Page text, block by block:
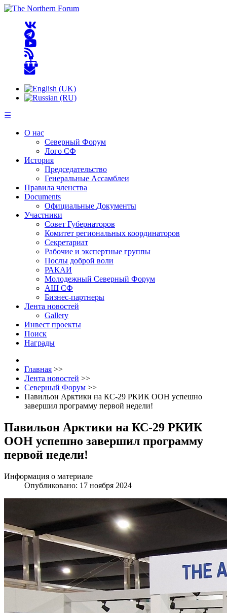
☰
О нас
Северный Форум
Лого СФ
История
Председательство
Генеральные Ассамблеи
Правила членства
Documents
Официальные Документы
Участники
Совет Губернаторов
Комитет региональных координаторов
Секретариат
Рабочие и экспертные группы
Послы доброй воли
РАКАИ
Молодежный Северный Форум
АШ СФ
Бизнес-партнеры
Лента новостей
Gallery
Инвест проекты
Поиск
Награды
Главная >>
Лента новостей >>
Северный Форум >>
Павильон Арктики на КС-29 РКИК ООН успешно
завершил программу первой недели!
Павильон Арктики на КС-29 РКИК
ООН успешно завершил программу
первой недели!
Информация о материале
Опубликовано: 17 ноября 2024